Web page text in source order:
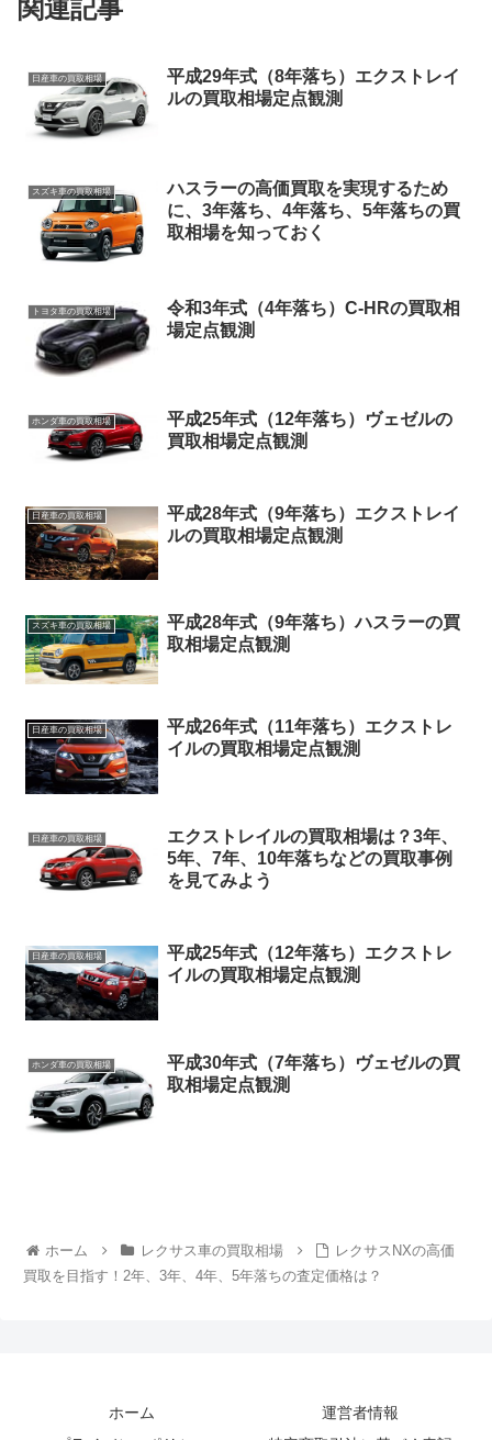
関連記事
日産車の買取相場
平成29年式（8年落ち）エクストレイ
ルの買取相場定点観測
スズキ車の買取相場
ハスラーの高価買取を実現するため
に、3年落ち、4年落ち、5年落ちの買
取相場を知っておく
トヨタ車の買取相場
令和3年式（4年落ち）C-HRの買取相
場定点観測
ホンダ車の買取相場
平成25年式（12年落ち）ヴェゼルの
買取相場定点観測
日産車の買取相場
平成28年式（9年落ち）エクストレイ
ルの買取相場定点観測
スズキ車の買取相場
平成28年式（9年落ち）ハスラーの買
取相場定点観測
日産車の買取相場
平成26年式（11年落ち）エクストレ
イルの買取相場定点観測
日産車の買取相場
エクストレイルの買取相場は？3年、
5年、7年、10年落ちなどの買取事例
を見てみよう
日産車の買取相場
平成25年式（12年落ち）エクストレ
イルの買取相場定点観測
ホンダ車の買取相場
平成30年式（7年落ち）ヴェゼルの買
取相場定点観測
ホーム レクサス車の買取相場
レクサスNXの高価
買取を目指す！2年、3年、4年、5年落ちの査定価格は？
ホーム
運営者情報